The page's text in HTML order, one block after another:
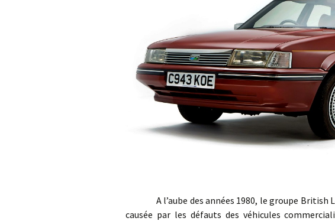
A l’aube des années 1980, le groupe British
causée par les défauts des véhicules